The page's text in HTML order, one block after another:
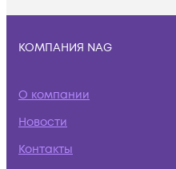
КОМПАНИЯ NAG
О компании
Новости
Контакты